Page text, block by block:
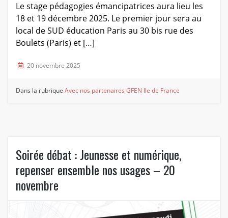
Le stage pédagogies émancipatrices aura lieu les
18 et 19 décembre 2025. Le premier jour sera au
local de SUD éducation Paris au 30 bis rue des
Boulets (Paris) et […]
20 novembre 2025
Dans la rubriqueAvec nos partenaires GFEN Ile de France
Soirée débat : Jeunesse et numérique,
repenser ensemble nos usages – 20
novembre